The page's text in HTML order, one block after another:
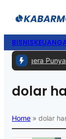
BISNIS
RI Segera
dolar
Home » dolar